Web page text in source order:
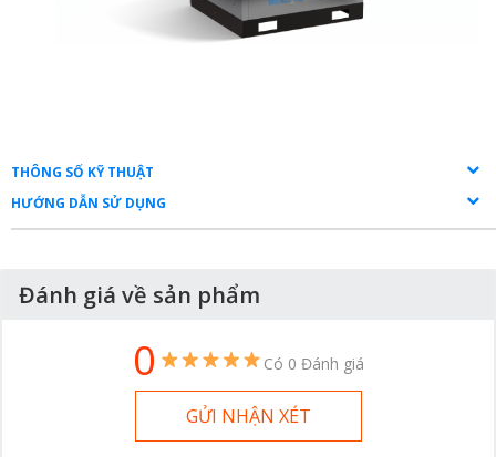
THÔNG SỐ KỸ THUẬT
HƯỚNG DẪN SỬ DỤNG
Đánh giá về sản phẩm
0 Có 0 Đánh giá
GỬI NHẬN XÉT